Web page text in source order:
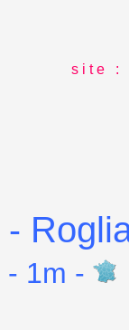
s i t e : i
-
- 1m -